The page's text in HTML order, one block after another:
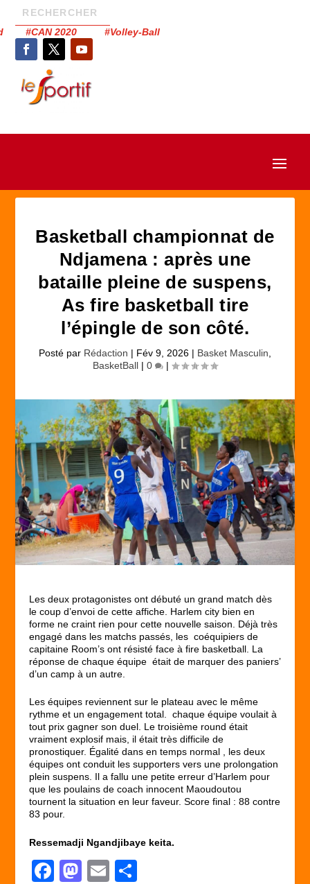
#CAN 2020 #Volley-Ball
Basketball championnat de
Ndjamena : après une
bataille pleine de suspens,
As fire basketball tire
l’épingle de son côté.
Posté par Rédaction | Fév 9, 2026 | Basket Masculin
BasketBall | 0 |
Les deux protagonistes ont débuté un grand match dès
le coup d’envoi de cette affiche. Harlem city bien en
forme ne craint rien pour cette nouvelle saison. Déjà très
engagé dans les matchs passés, les coéquipiers de
capitaine Room’s ont résisté face à fire basketball. La
réponse de chaque équipe était de marquer des paniers’
d’un camp à un autre.
Les équipes reviennent sur le plateau avec le même
rythme et un engagement total. chaque équipe voulait à
tout prix gagner son duel. Le troisième round était
vraiment explosif mais, il était très difficile de
pronostiquer. Égalité dans en temps normal , les deux
équipes ont conduit les supporters vers une prolongation
plein suspens. Il a fallu une petite erreur d’Harlem pour
que les poulains de coach innocent Maoudoutou
tournent la situation en leur faveur. Score final : 88 contre
83 pour.
Ressemadji Ngandjibaye keita.
F
M
E